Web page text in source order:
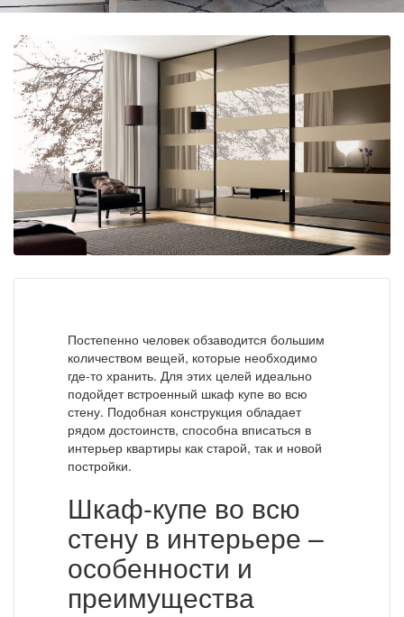
Постепенно человек обзаводится большим
количеством вещей, которые необходимо
где-то хранить. Для этих целей идеально
подойдет встроенный шкаф купе во всю
стену. Подобная конструкция обладает
рядом достоинств, способна вписаться в
интерьер квартиры как старой, так и новой
постройки.
Шкаф-купе во всю
стену в интерьере –
особенности и
преимущества